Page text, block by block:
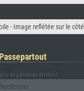
- Image reflétée sur le côté
le panneau arrière)